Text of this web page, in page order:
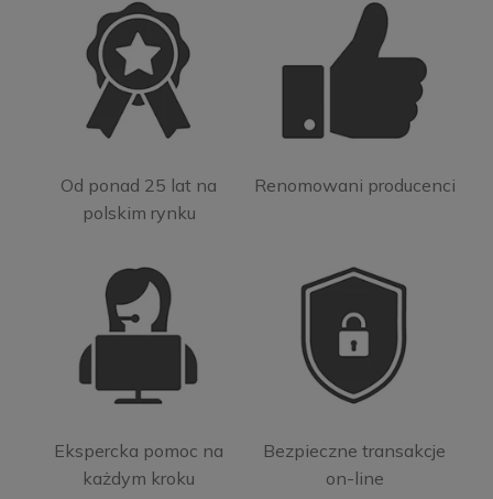
Od ponad 25 lat na
polskim rynku
Renomowani producenci
Ekspercka pomoc na
każdym kroku
Bezpieczne transakcje
on-line